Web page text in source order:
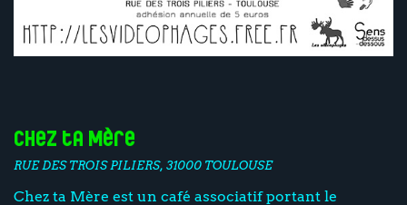
Chez ta Mère
RUE DES TROIS PILIERS, 31000 TOULOUSE
Chez ta Mère est un café associatif portant le